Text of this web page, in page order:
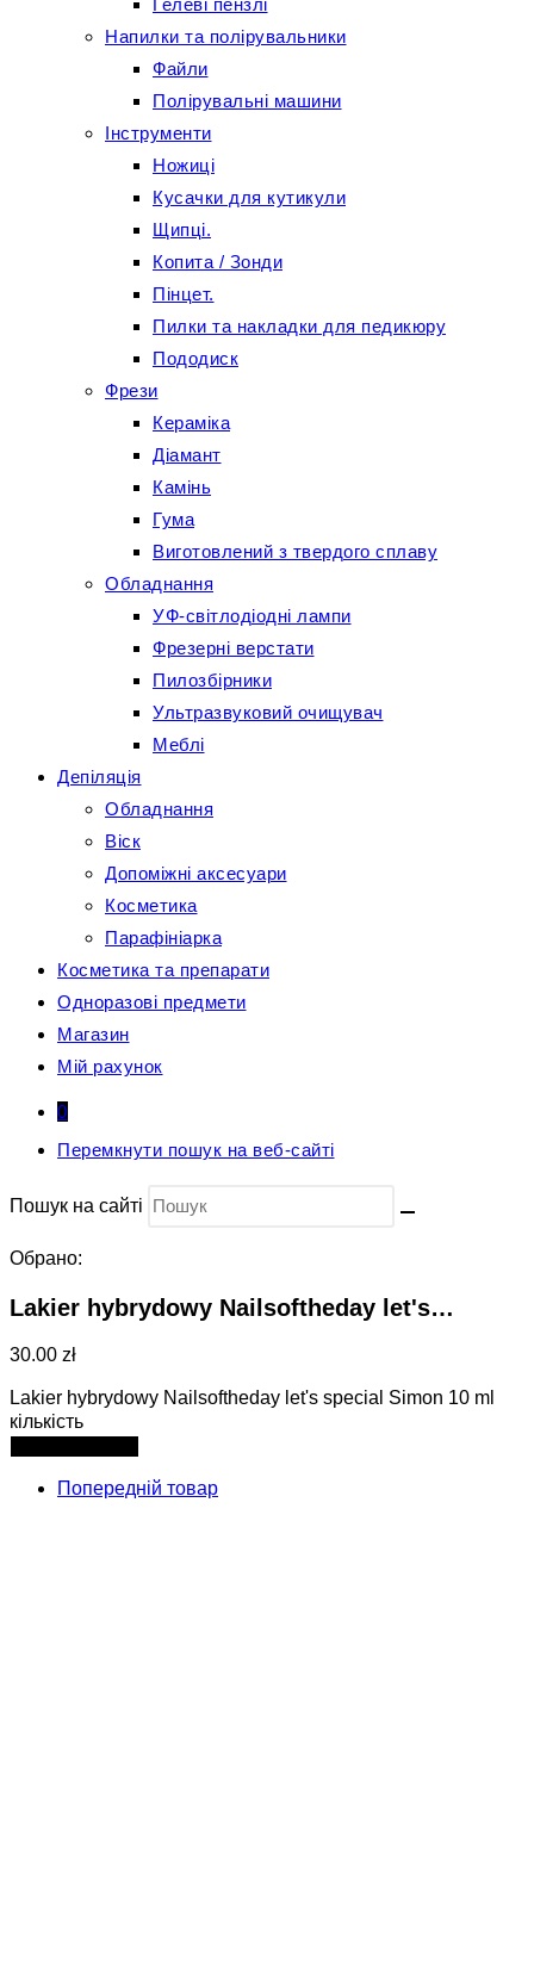
Гелеві пензлі
Напилки та полірувальники
Файли
Полірувальні машини
Інструменти
Ножиці
Кусачки для кутикули
Щипці.
Копита / Зонди
Пінцет.
Пилки та накладки для педикюру
Пододиск
Фрези
Кераміка
Діамант
Камінь
Гума
Виготовлений з твердого сплаву
Обладнання
УФ-світлодіодні лампи
Фрезерні верстати
Пилозбірники
Ультразвуковий очищувач
Меблі
Депіляція
Обладнання
Віск
Допоміжні аксесуари
Косметика
Парафініарка
Косметика та препарати
Одноразові предмети
Магазин
Мій рахунок
0
Перемкнути пошук на веб-сайті
Пошук на сайті
Обрано:
Lakier hybrydowy Nailsoftheday let's…
30.00 zł
Lakier hybrydowy Nailsoftheday let's special Simon 10 ml
кількість
Попередній товар